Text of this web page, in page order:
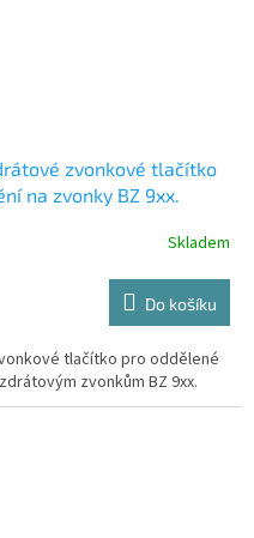
zvonkové tlačítko
na zvonky BZ 9xx.
Skladem
Do košíku
tlačítko pro oddělené
zvonkům BZ 9xx.